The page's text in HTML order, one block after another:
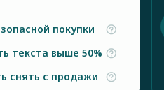
покупки
текста выше 50%
снять с продажи